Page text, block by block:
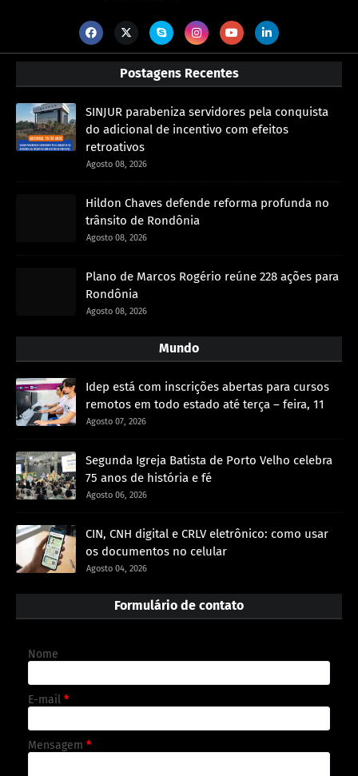
Postagens Recentes
SINJUR parabeniza servidores pela conquista
do adicional de incentivo com efeitos
retroativos
Agosto 08, 2026
Hildon Chaves defende reforma profunda no
trânsito de Rondônia
Agosto 08, 2026
Plano de Marcos Rogério reúne 228 ações para
Rondônia
Agosto 08, 2026
Mundo
Idep está com inscrições abertas para cursos
remotos em todo estado até terça – feira, 11
Agosto 07, 2026
Segunda Igreja Batista de Porto Velho celebra
75 anos de história e fé
Agosto 06, 2026
CIN, CNH digital e CRLV eletrônico: como usar
os documentos no celular
Agosto 04, 2026
Formulário de contato
Nome
E-mail *
Mensagem *